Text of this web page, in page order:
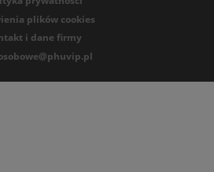
plików cookies
i dane firmy